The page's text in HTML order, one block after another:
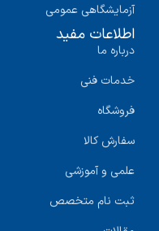
آزمایشگاهی عمومی
اطلاعات مفید
درباره ما
خدمات فنی
فروشگاه
سفارش کالا
علمی و آموزشی
ثبت نام متخصص